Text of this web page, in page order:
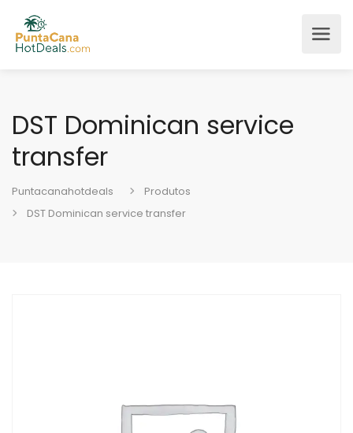
DST Dominican service
transfer
Puntacanahotdeals
Produtos
DST Dominican service transfer